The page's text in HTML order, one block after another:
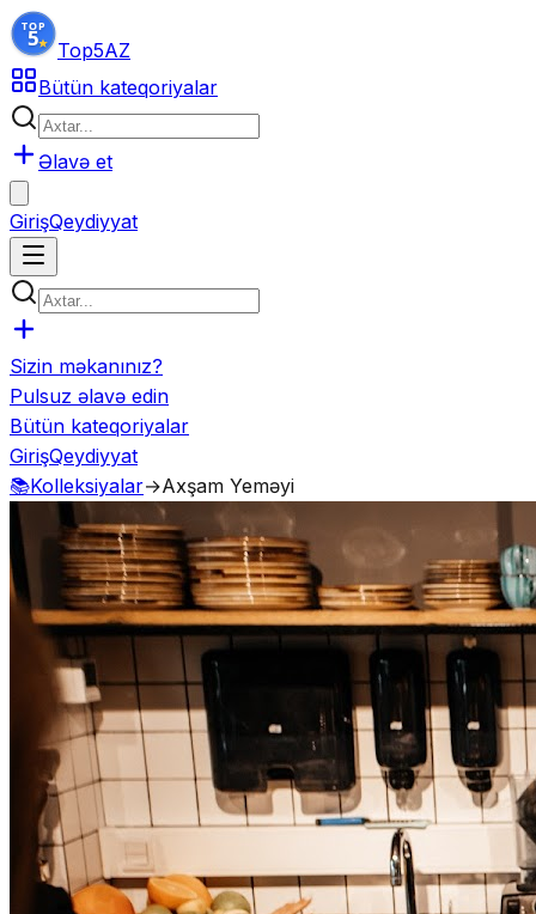
Top5AZ
Bütün kateqoriyalar
Əlavə et
GirişQeydiyyat
Sizin məkanınız?
Pulsuz əlavə edin
Bütün kateqoriyalar
GirişQeydiyyat
📚Kolleksiyalar→Axşam Yeməyi